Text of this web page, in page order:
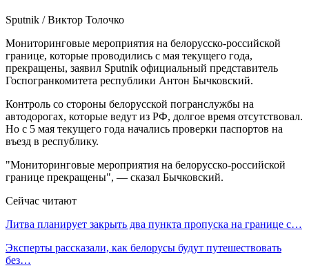
Sputnik / Виктор Толочко
Мониторинговые мероприятия на белорусско-российской
границе, которые проводились с мая текущего года,
прекращены, заявил Sputnik официальный представитель
Госпогранкомитета республики Антон Бычковский.
Контроль со стороны белорусской погранслужбы на
автодорогах, которые ведут из РФ, долгое время отсутствовал.
Но с 5 мая текущего года начались проверки паспортов на
въезд в республику.
"Мониторинговые мероприятия на белорусско-российской
границе прекращены", — сказал Бычковский.
Сейчас читают
Литва планирует закрыть два пункта пропуска на границе с…
Эксперты рассказали, как белорусы будут путешествовать
без…